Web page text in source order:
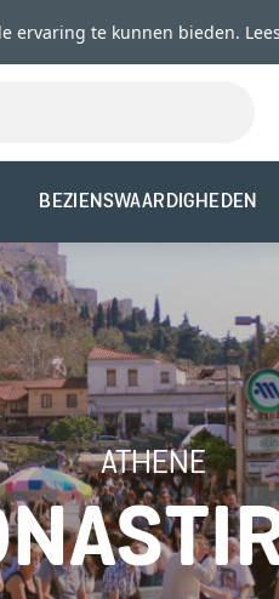
ervaring te kunnen bieden.
BEZIENSWAARDIGHEDEN
ATHENE